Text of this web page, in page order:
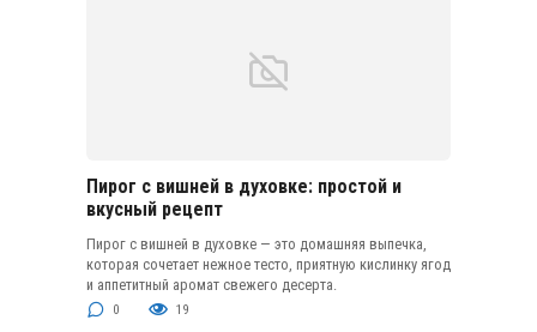
Пирог с вишней в духовке: простой и
вкусный рецепт
Пирог с вишней в духовке — это домашняя выпечка,
которая сочетает нежное тесто, приятную кислинку ягод
и аппетитный аромат свежего десерта.
0 19